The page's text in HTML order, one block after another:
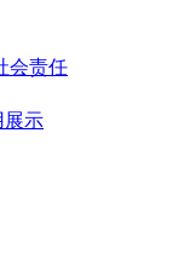
会责任
展示